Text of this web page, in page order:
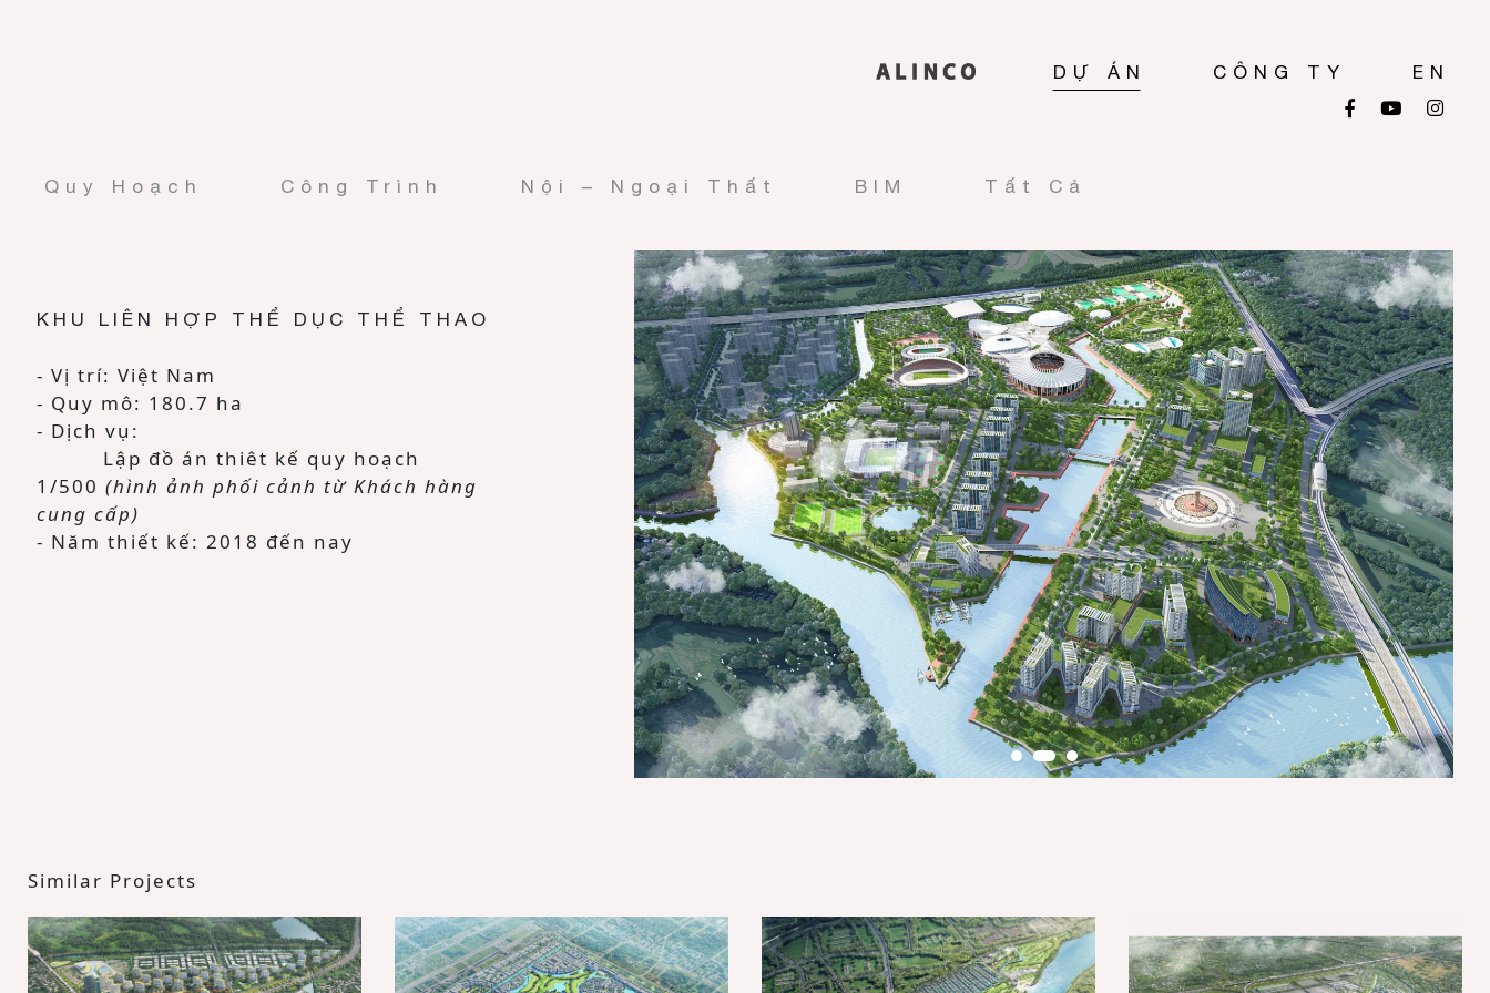
DỰ ÁN CÔNG TY EN
Quy Hoạch Công Trình Nội – Ngoại Thất BIM Tất Cả
KHU LIÊN HỢP THỂ DỤC THỂ THAO
- Vị trí: Việt Nam
- Quy mô: 180.7 ha
- Dịch vụ:
Lập đồ án thiêt kế quy hoạch
1/500 (hình ảnh phối cảnh từ Khách hàng
cung cấp)
- Năm thiết kế: 2018 đến nay
Similar Projects